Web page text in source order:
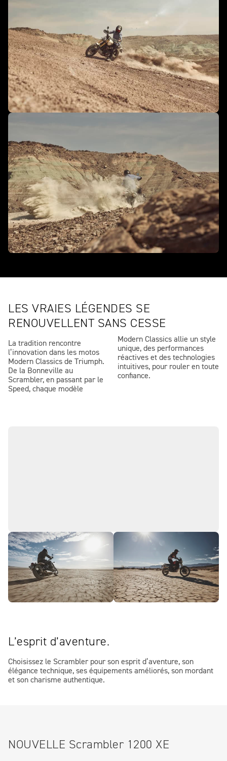
LES VRAIES LÉGENDES SE
RENOUVELLENT SANS CESSE
La tradition rencontre
l’innovation dans les motos
Modern Classics de Triumph.
De la Bonneville au
Scrambler, en passant par le
Speed, chaque modèle
Modern Classics allie un style
unique, des performances
réactives et des technologies
intuitives, pour rouler en toute
confiance.
L’esprit d’aventure.
Choisissez le Scrambler pour son esprit d’aventure, son
élégance technique, ses équipements améliorés, son mordant
et son charisme authentique.
NOUVELLE Scrambler 1200 XE